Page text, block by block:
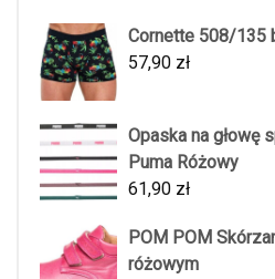
Cornette 508/135
57,90 zł
Opaska na głowę
Puma Różowy
61,90 zł
POM POM
różowym